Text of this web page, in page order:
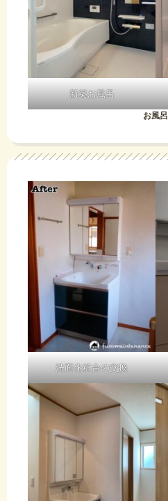
新築お風呂
お風呂
洗面化粧台の交換